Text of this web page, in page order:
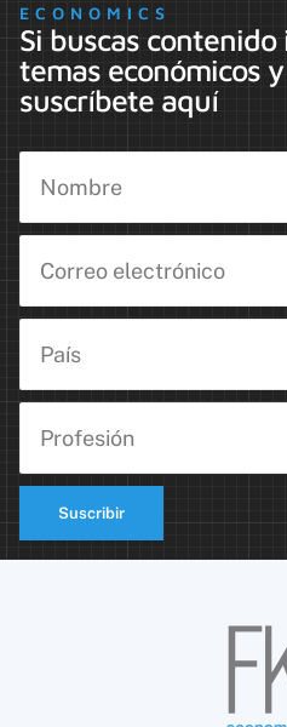
ECONOMICS
Si buscas
temas económicos y
suscríbete aquí
Suscribir